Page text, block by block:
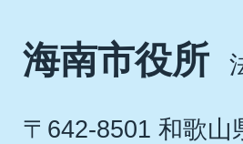
海南市役所
〒642-8501 和歌山